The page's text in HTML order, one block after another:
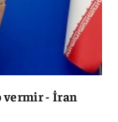
vermir - İran